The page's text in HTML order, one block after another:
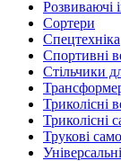
Розвиваючі
Сортери
Спецтехніка
Спортивні
Стільчики
Триколісні
Триколісні
Трукові